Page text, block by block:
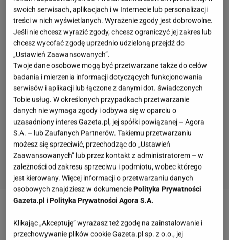
najpiękniej położone uzdrowisko w Polsce
swoich serwisach, aplikacjach i w Internecie lub personalizacji
treści w nich wyświetlanych. Wyrażenie zgody jest dobrowolne.
Jeśli nie chcesz wyrazić zgody, chcesz ograniczyć jej zakres lub
chcesz wycofać zgodę uprzednio udzieloną przejdź do
„Ustawień Zaawansowanych”.
Twoje dane osobowe mogą być przetwarzane także do celów
badania i mierzenia informacji dotyczących funkcjonowania
serwisów i aplikacji lub łączone z danymi dot. świadczonych
Tobie usług. W określonych przypadkach przetwarzanie
danych nie wymaga zgody i odbywa się w oparciu o
uzasadniony interes Gazeta.pl, jej spółki powiązanej – Agora
S.A. – lub Zaufanych Partnerów. Takiemu przetwarzaniu
możesz się sprzeciwić, przechodząc do „Ustawień
Zaawansowanych” lub przez kontakt z administratorem – w
zależności od zakresu sprzeciwu i podmiotu, wobec którego
jest kierowany. Więcej informacji o przetwarzaniu danych
osobowych znajdziesz w dokumenciePolityka Prywatności
Gazeta.pl iPolityka Prywatności Agora S.A.
Klikając „Akceptuję” wyrażasz też zgodę na zainstalowanie i
przechowywanie plików cookie Gazeta.pl sp. z o.o., jej